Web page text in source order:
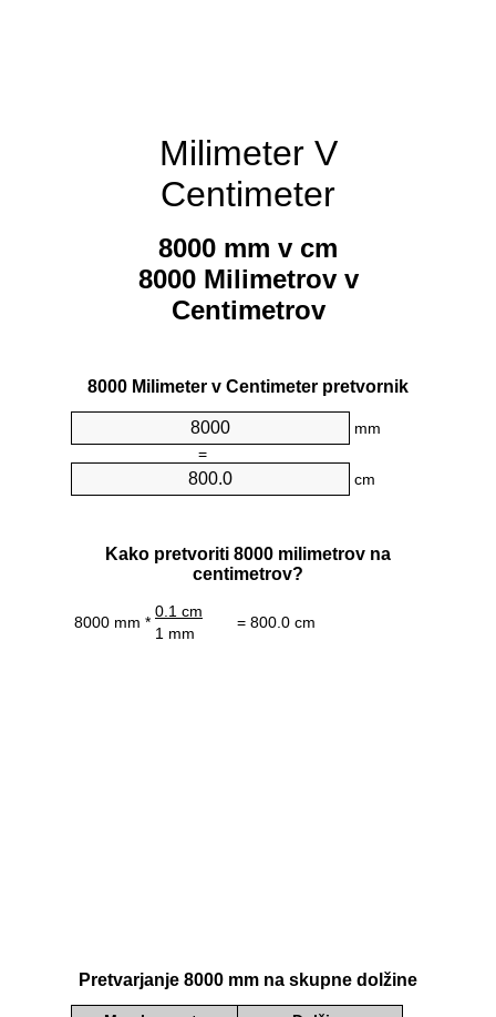
Milimeter V
Centimeter
8000 mm v cm
8000 Milimetrov v
Centimetrov
8000 Milimeter v Centimeter pretvornik
mm
=
cm
Kako pretvoriti 8000 milimetrov na
centimetrov?
8000 mm *
0.1 cm
= 800.0 cm
1 mm
Pretvarjanje 8000 mm na skupne dolžine